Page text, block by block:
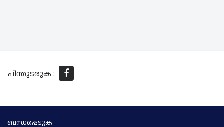
പിന്തുടരുക :
ബന്ധപ്പെടുക